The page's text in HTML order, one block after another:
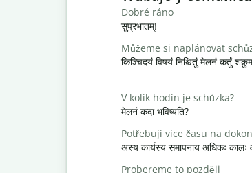
Dobré ráno
सुप्रभातम्!
Můžeme si naplánovat
किञ्चिदयं विषयं निश्चितुं मेलनं कर्तुं
V kolik hodin je schůzka?
मेलनं कदा भविष्यति?
Potřebuji více času na
अस्य कार्यस्य समापनाय अधिकः
Probereme to později